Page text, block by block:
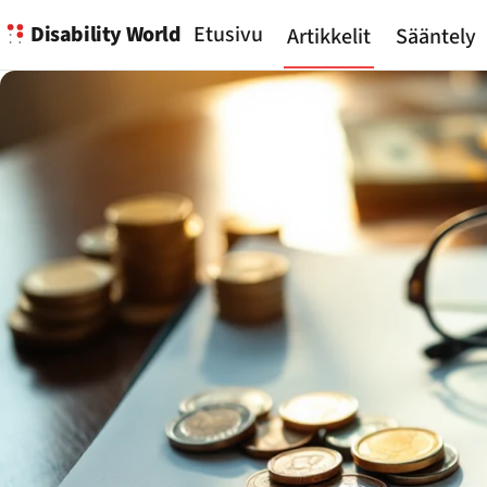
Disability World Etusivu Artikkelit Sääntely